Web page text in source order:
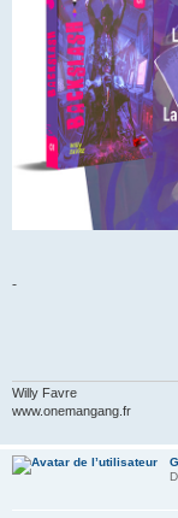
-
Willy Favre
www.onemangang.fr